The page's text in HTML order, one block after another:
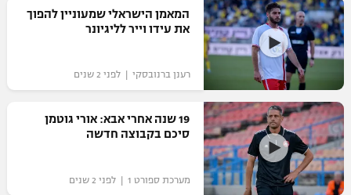
המאמן הישראלי שמעוניין להפוך
את עידו וייר לליגיונר
רענן ברנובסקי | לפני 2 שנים
19 שנה אחרי אבא: אורי גוטמן
סיכם בקבוצה חדשה
מערכת ספורט 1 | לפני 2 שנים